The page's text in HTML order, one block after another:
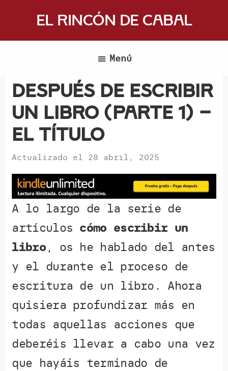
El Rincón de Cabal
reúnen
hablar
ciencia
ficción
Menú
Después de escribir
un libro (Parte 1) –
El Título
Actualizado el 28 abril, 2025
A lo largo de la serie de
artículos cómo escribir un
libro, os he hablado del antes
y el durante el proceso de
escritura de un libro. Ahora
quisiera profundizar más en
todas aquellas acciones que
deberéis llevar a cabo una vez
que hayáis terminado de